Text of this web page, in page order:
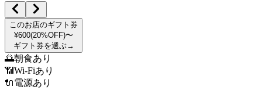
このお店のギフト券
¥600(20%OFF)〜
ギフト券を選ぶ→
🌅朝食あり
📶 Wi-Fiあり
🔌電源あり